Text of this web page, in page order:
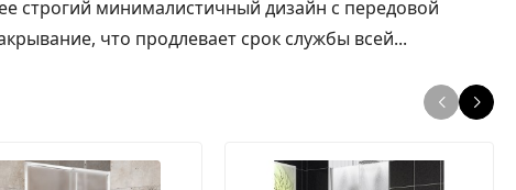
строгий минималистичный дизайн с передовой
что продлевает срок службы всей...